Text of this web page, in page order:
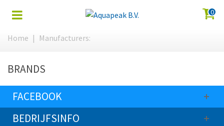
0
Home | Manufacturers:
BRANDS
FACEBOOK
BEDRIJFSINFO